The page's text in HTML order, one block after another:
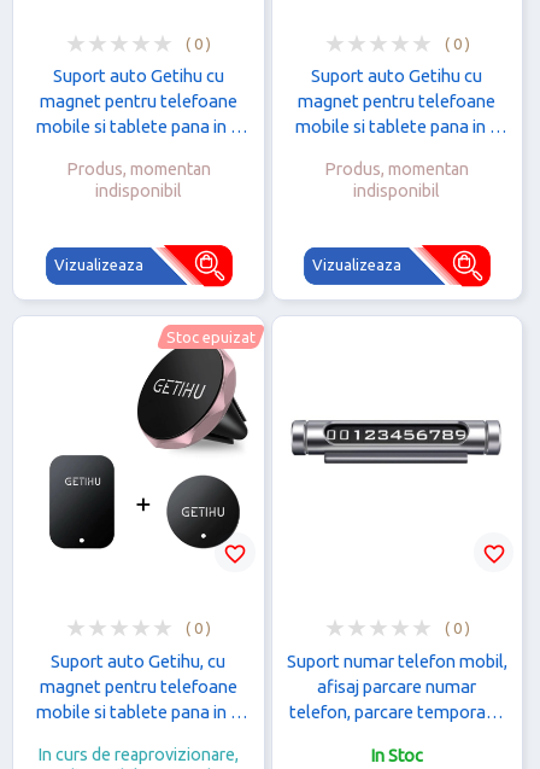
Suport auto Getihu cu
magnet pentru telefoane
mobile si tablete pana in 7
Produs, momentan
indisponibil
Vizualizeaza
( 0 )
Suport auto Getihu cu
magnet pentru telefoane
mobile si tablete pana in 7
Produs, momentan
indisponibil
Vizualizeaza
( 0 )
Stoc epuizat
Suport auto Getihu, cu
magnet pentru telefoane
mobile si tablete pana in 7
In curs de reaprovizionare,
( 0 )
favorite_border
Suport numar telefon mobil,
afisaj parcare numar
telefon, parcare temporara,
iluminare noaptea, silver
In Stoc
( 0 )
favorite_border